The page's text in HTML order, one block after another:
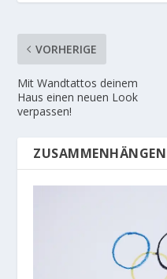
VORHERIGE
Mit Wandtattos deinem
Haus einen neuen Look
verpassen!